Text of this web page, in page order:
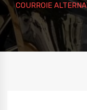
COURROIE